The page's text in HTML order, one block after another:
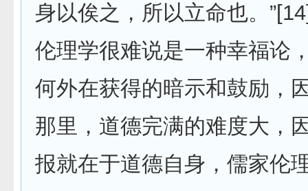
身以俟之，所以立命也。
伦理学很难说是一种幸福论
何外在获得的暗示和鼓励，
那里，道德完满的难度大，
报就在于道德自身，儒家伦